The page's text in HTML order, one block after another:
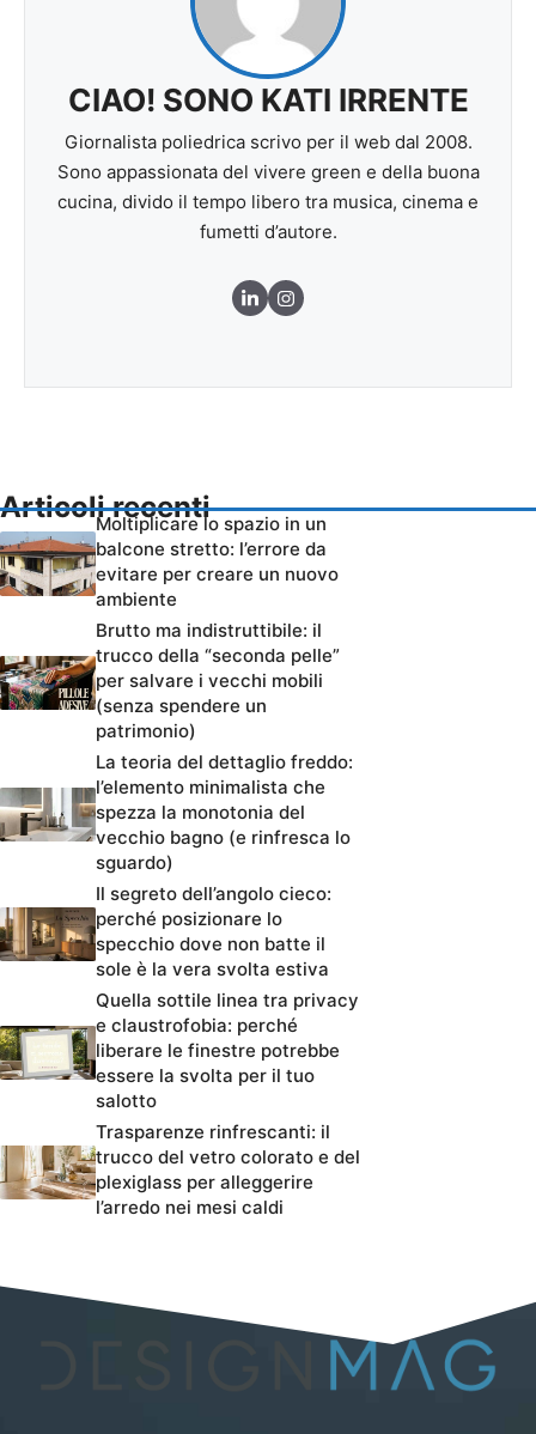
CIAO! SONO KATI IRRENTE
Giornalista poliedrica scrivo per il web dal 2008.
Sono appassionata del vivere green e della buona
cucina, divido il tempo libero tra musica, cinema e
fumetti d’autore.
Articoli recenti
Moltiplicare lo spazio in un
balcone stretto: l’errore da
evitare per creare un nuovo
ambiente
Brutto ma indistruttibile: il
trucco della “seconda pelle”
per salvare i vecchi mobili
(senza spendere un
patrimonio)
La teoria del dettaglio freddo:
l’elemento minimalista che
spezza la monotonia del
vecchio bagno (e rinfresca lo
sguardo)
Il segreto dell’angolo cieco:
perché posizionare lo
specchio dove non batte il
sole è la vera svolta estiva
Quella sottile linea tra privacy
e claustrofobia: perché
liberare le finestre potrebbe
essere la svolta per il tuo
salotto
Trasparenze rinfrescanti: il
trucco del vetro colorato e del
plexiglass per alleggerire
l’arredo nei mesi caldi